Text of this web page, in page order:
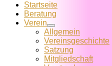
Startseite
Beratung
Verein
Allgemein
Vereins­geschichte
Satzung
Mitglied­schaft